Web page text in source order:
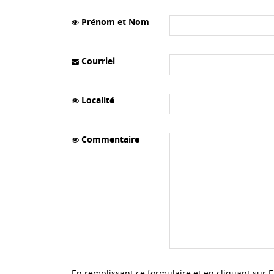
Prénom et Nom
Courriel
Localité
Commentaire